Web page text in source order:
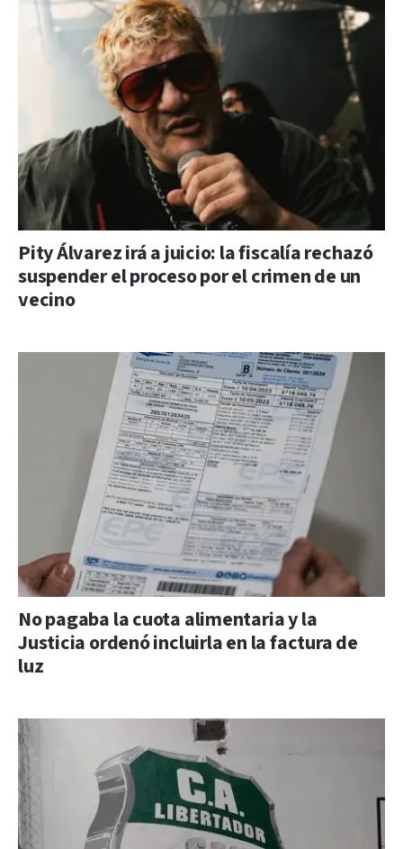
Pity Álvarez irá a juicio: la fiscalía rechazó
suspender el proceso por el crimen de un
vecino
No pagaba la cuota alimentaria y la
Justicia ordenó incluirla en la factura de
luz